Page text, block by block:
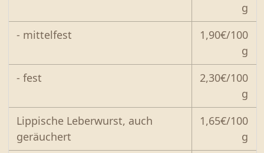
g
- mittelfest
1,90€/100
g
- fest
2,30€/100
g
Lippische Leberwurst, auch
geräuchert
1,65€/100
g